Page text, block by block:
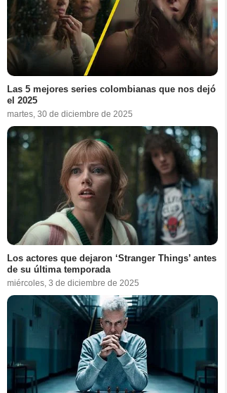
Las 5 mejores series colombianas que nos dejó
el 2025
martes, 30 de diciembre de 2025
Los actores que dejaron ‘Stranger Things’ antes
de su última temporada
miércoles, 3 de diciembre de 2025